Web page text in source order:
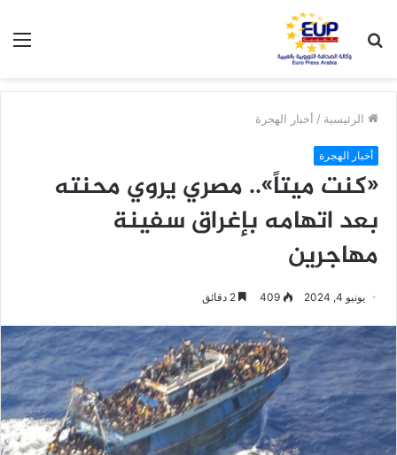
عن
الرئيسية / أخبار الهجرة
أخبار الهجرة
«كنت ميتاً».. مصري يروي محنته
بعد اتهامه بإغراق سفينة
مهاجرين
يونيو 4, 2024 409